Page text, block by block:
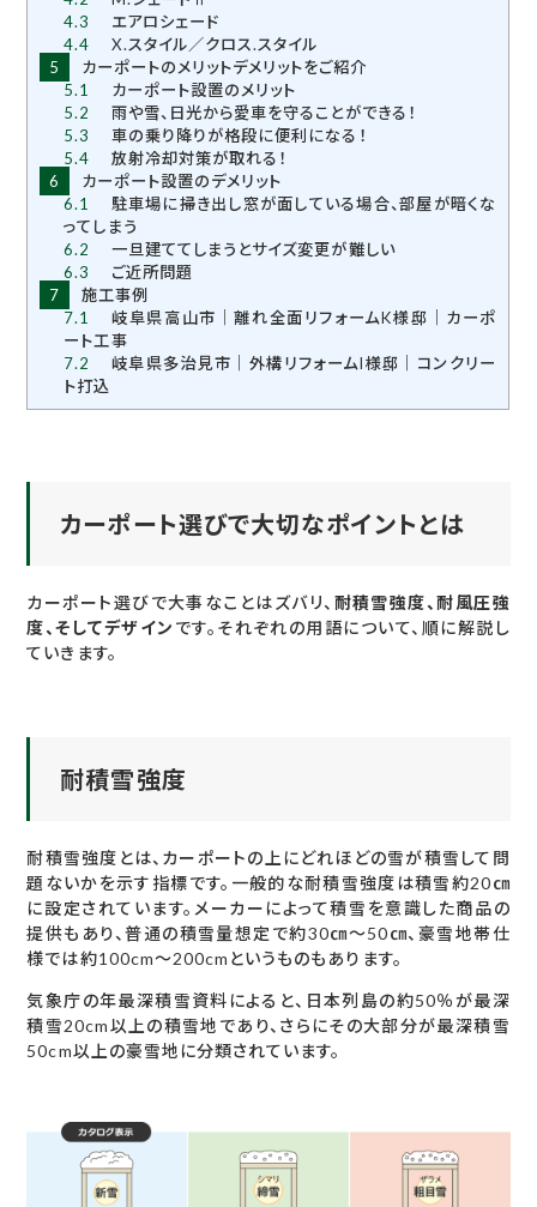
4.3
エアロシェード
4.4
X.スタイル／クロス.スタイル
5
カーポートのメリットデメリットをご紹介
5.1
カーポート設置のメリット
5.2
雨や雪、日光から愛車を守ることができる！
5.3
車の乗り降りが格段に便利になる！
5.4
放射冷却対策が取れる！
6
カーポート設置のデメリット
6.1
駐車場に掃き出し窓が面している場合、部屋が暗くな
ってしまう
6.2
一旦建ててしまうとサイズ変更が難しい
6.3
ご近所問題
7
施工事例
7.1
岐阜県高山市｜離れ全面リフォームK様邸｜カーポ
ート工事
7.2
岐阜県多治見市｜外構リフォームI様邸｜コンクリー
ト打込
カーポート選びで大切なポイントとは
カーポート選びで大事なことはズバリ、 耐積雪強度、耐風圧強
度、そしてデザイン です。それぞれの用語について、順に解説し
ていきます。
耐積雪強度
耐積雪強度とは、カーポートの上にどれほどの雪が積雪して問
題ないかを示す指標です。一般的な耐積雪強度は積雪約20㎝
に設定されています。メーカーによって積雪を意識した商品の
提供もあり、普通の積雪量想定で約30㎝～50㎝、豪雪地帯仕
様では約100cm～200cmというものもあります。
気象庁の年最深積雪資料によると、日本列島の約50％が最深
積雪20cm以上の積雪地であり、さらにその大部分が最深積雪
50cm以上の豪雪地に分類されています。